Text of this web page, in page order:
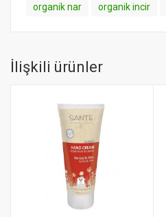
organik nar
organik incir
İlişkili ürünler